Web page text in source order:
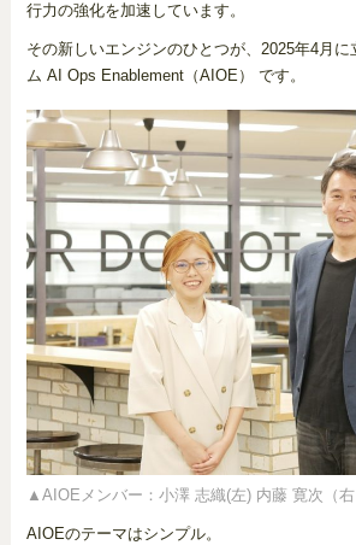
行力の強化を加速しています。
その新しいエンジンのひとつが、2025年4月
ム AI Ops Enablement（AIOE） です。
▲AIOEメンバー：小澤 志織(左) 内藤 寛次（右
AIOEのテーマはシンプル。